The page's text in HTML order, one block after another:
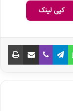
کپی لینک
واتس آپ تلگرام وایبر اشتراک گذاری از طریق ایمیل